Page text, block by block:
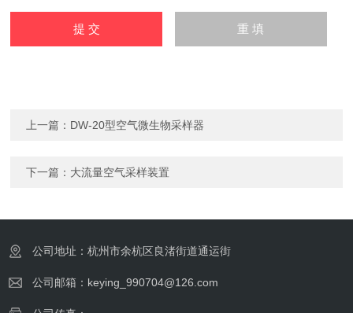
上一篇： DW-20型空气微生物采样器
下一篇： 大流量空气采样装置
公司地址：杭州市余杭区良渚街道通运街
公司邮箱：keying_990704@126.com